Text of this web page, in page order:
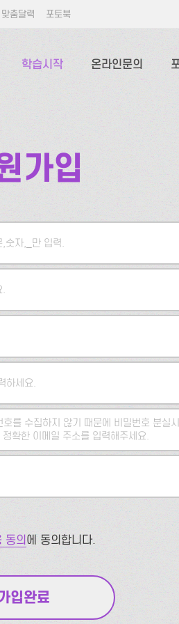
맞춤달력 포토북
학습시작 온라인문의
가입
,숫자,_만 입력.
.
하세요.
호를 수집하지 않기 때문에 비밀번호 분실
확한 이메일 주소를 입력해주세요.
동의에 동의합니다.